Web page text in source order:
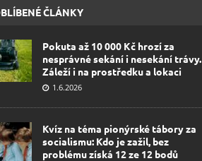
ČLÁNKY
Pokuta až 10 000 Kč hrozí za
nesprávné sekání i nesekání trávy.
Záleží i na prostředku a lokaci
1.6.2026
Kvíz na téma pionýrské tábory za
socialismu: Kdo je zažil, bez
problému získá 12 ze 12 bodů